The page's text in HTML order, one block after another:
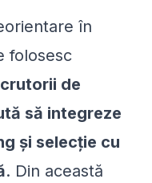
în
folosesc
de
să integreze
și selecție cu
. Din această